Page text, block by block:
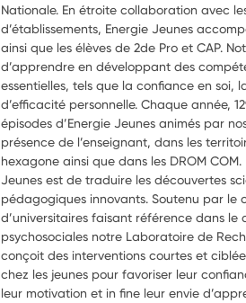
Nationale. En étroite collaboration avec
d’établissements, Energie Jeunes
ainsi que les élèves de 2de Pro et CAP.
d’apprendre en développant des
essentielles, tels que la confiance en soi,
d’efficacité personnelle. Chaque année,
épisodes d’Energie Jeunes animés par
présence de l’enseignant, dans les
hexagone ainsi que dans les DROM COM.
Jeunes est de traduire les découvertes
pédagogiques innovants. Soutenu par le
d’universitaires faisant référence dans le
psychosociales notre Laboratoire de
conçoit des interventions courtes et
chez les jeunes pour favoriser leur
leur motivation et in fine leur envie